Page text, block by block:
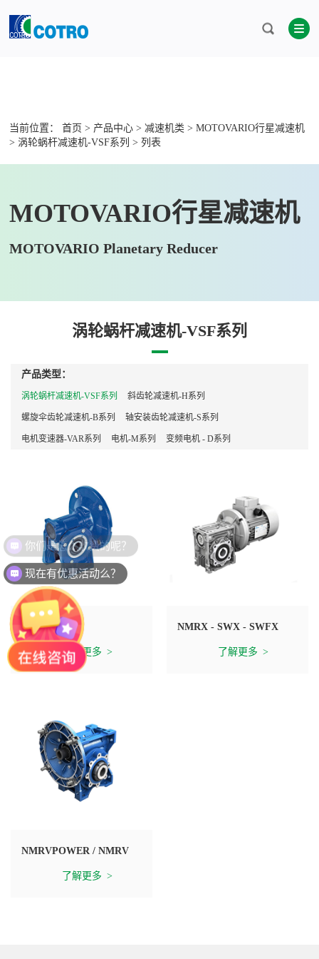
当前位置：首页 > 产品中心 > 减速机类 >MOTOVARIO行星减速机
>涡轮蜗杆减速机-VSF系列 > 列表
MOTOVARIO行星减速机
MOTOVARIO Planetary Reducer
涡轮蜗杆减速机-VSF系列
产品类型：
涡轮蜗杆减速机-VSF系列 斜齿轮减速机-H系列
螺旋伞齿轮减速机-B系列 轴安装齿轮减速机-S系列
电机变速器-VAR系列 电机-M系列 变频电机 - D系列
SW - ISW
了解更多
NMRX - SWX - SWFX
了解更多
NMRVPOWER / NMRV
了解更多
你们是怎么收费的呢？
现在有优惠活动么？